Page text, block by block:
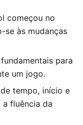
começou no
se às mudanças
para
um jogo.
tempo, início e
fluência da